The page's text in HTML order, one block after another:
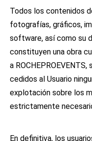
Todos los contenidos
fotografías, gráficos,
software, así como su
constituyen una obra
a
cedidos al Usuario
explotación sobre los
estrictamente
En definitiva, los